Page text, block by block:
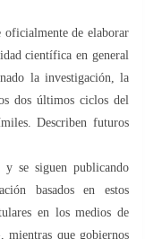
oficialmente de elaborar
científica en general
la investigación, la
dos últimos ciclos del
Describen futuros
y se siguen publicando
basados ​​en estos
en los medios de
mientras que gobiernos